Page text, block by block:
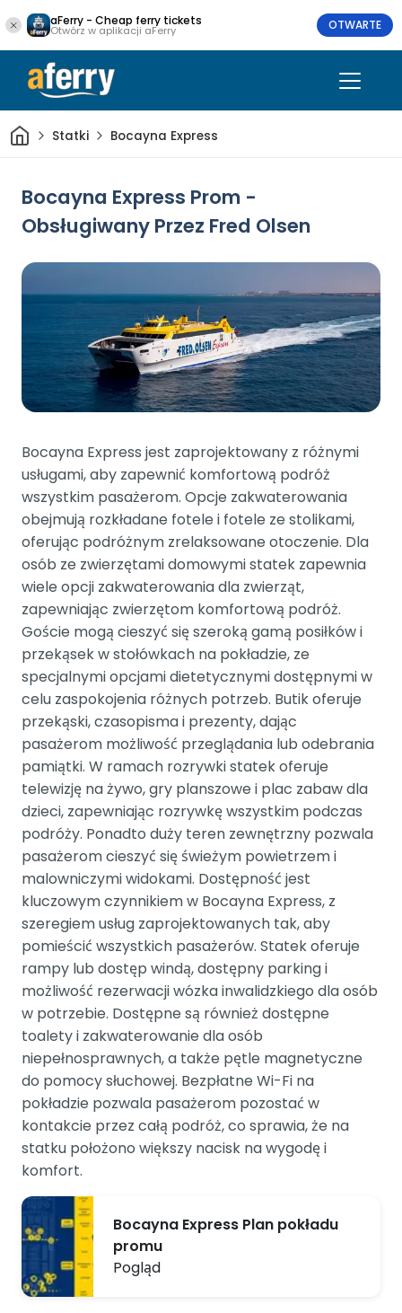
aFerry - Cheap ferry tickets
Otwórz w aplikacji aFerry OTWARTE
DomStatki Bocayna Express
Bocayna Express Prom -
Obsługiwany Przez Fred Olsen
Bocayna Express jest zaprojektowany z różnymi
usługami, aby zapewnić komfortową podróż
wszystkim pasażerom. Opcje zakwaterowania
obejmują rozkładane fotele i fotele ze stolikami,
oferując podróżnym zrelaksowane otoczenie. Dla
osób ze zwierzętami domowymi statek zapewnia
wiele opcji zakwaterowania dla zwierząt,
zapewniając zwierzętom komfortową podróż.
Goście mogą cieszyć się szeroką gamą posiłków i
przekąsek w stołówkach na pokładzie, ze
specjalnymi opcjami dietetycznymi dostępnymi w
celu zaspokojenia różnych potrzeb. Butik oferuje
przekąski, czasopisma i prezenty, dając
pasażerom możliwość przeglądania lub odebrania
pamiątki. W ramach rozrywki statek oferuje
telewizję na żywo, gry planszowe i plac zabaw dla
dzieci, zapewniając rozrywkę wszystkim podczas
podróży. Ponadto duży teren zewnętrzny pozwala
pasażerom cieszyć się świeżym powietrzem i
malowniczymi widokami. Dostępność jest
kluczowym czynnikiem w Bocayna Express, z
szeregiem usług zaprojektowanych tak, aby
pomieścić wszystkich pasażerów. Statek oferuje
rampy lub dostęp windą, dostępny parking i
możliwość rezerwacji wózka inwalidzkiego dla osób
w potrzebie. Dostępne są również dostępne
toalety i zakwaterowanie dla osób
niepełnosprawnych, a także pętle magnetyczne
do pomocy słuchowej. Bezpłatne Wi-Fi na
pokładzie pozwala pasażerom pozostać w
kontakcie przez całą podróż, co sprawia, że na
statku położono większy nacisk na wygodę i
komfort.
Bocayna Express Plan pokładu
promu
Pogląd